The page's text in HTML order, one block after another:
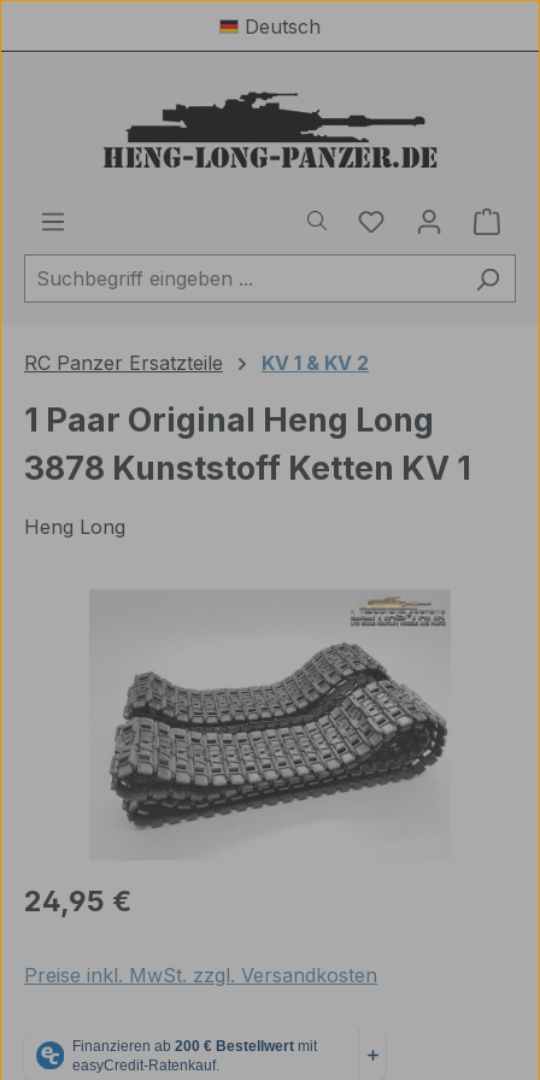
Zum Hauptinhalt springenDeutsch
Du hast 0
RC Panzer Ersatzteile KV 1 & KV 2
1 Paar Original Heng Long
3878 Kunststoff Ketten KV 1
Heng Long
Regulärer Preis:
24,95 €
Preise inkl. MwSt. zzgl. Versandkosten